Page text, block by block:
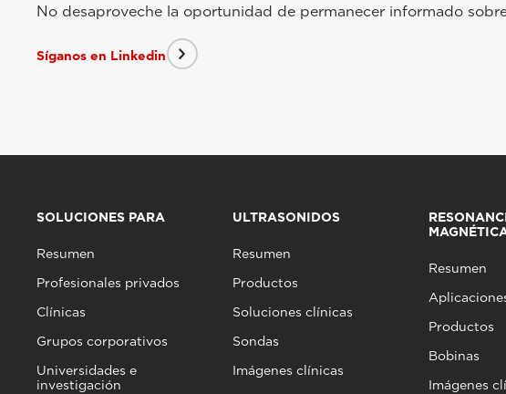
No desaproveche la oportunidad de permanecer informado
Síganos en Linkedin
SOLUCIONES PARA
Resumen
Profesionales privados
Clínicas
Grupos corporativos
Universidades e
investigación
ULTRASONIDOS
Resumen
Productos
Soluciones clínicas
Sondas
Imágenes clínicas
Resumen
Productos
Bobinas
Imágenes